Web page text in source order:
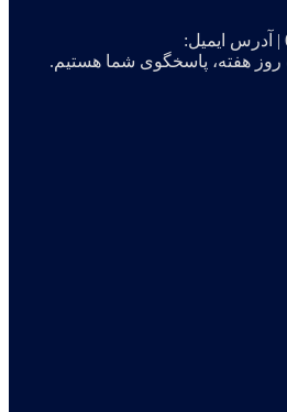
| آدرس ایمیل:
هفته، پاسخگوی شما هستیم.